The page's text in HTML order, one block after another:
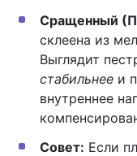
Сращенный
склеена из
Выглядит
стабильнееи
внутреннее
Совет: Если